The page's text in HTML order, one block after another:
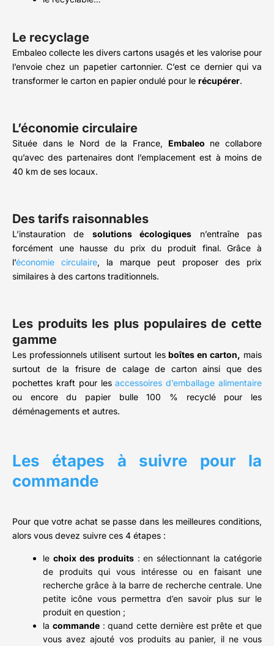
Le recyclage
Embaleo collecte les divers cartons usagés et les valorise pour
l’envoie chez un papetier cartonnier. C’est ce dernier qui va
transformer le carton en papier ondulé pour le récupérer.
L’économie circulaire
Située dans le Nord de la France, Embaleo ne collabore
qu’avec des partenaires dont l’emplacement est à moins de
40 km de ses locaux.
Des tarifs raisonnables
L’instauration de solutions écologiques n’entraîne pas
forcément une hausse du prix du produit final. Grâce à
l’économie circulaire, la marque peut proposer des prix
similaires à des cartons traditionnels.
Les produits les plus populaires de cette
gamme
Les professionnels utilisent surtout lesboîtes en carton, mais
surtout de la frisure de calage de carton ainsi que des
pochettes kraft pour lesaccessoires d’emballage alimentaire
ou encore du papier bulle 100 % recyclé pour les
déménagements et autres.
Les étapes à suivre pour la
commande
Pour que votre achat se passe dans les meilleures conditions,
alors vous devez suivre ces 4 étapes :
le choix des produits: en sélectionnant la catégorie
de produits qui vous intéresse ou en faisant une
recherche grâce à la barre de recherche centrale. Une
petite icône vous permettra d’en savoir plus sur le
produit en question ;
la commande: quand cette dernière est prête et que
vous avez ajouté vos produits au panier, il ne vous